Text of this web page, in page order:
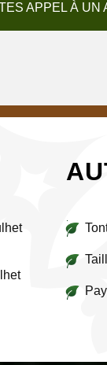
APPEL À UN